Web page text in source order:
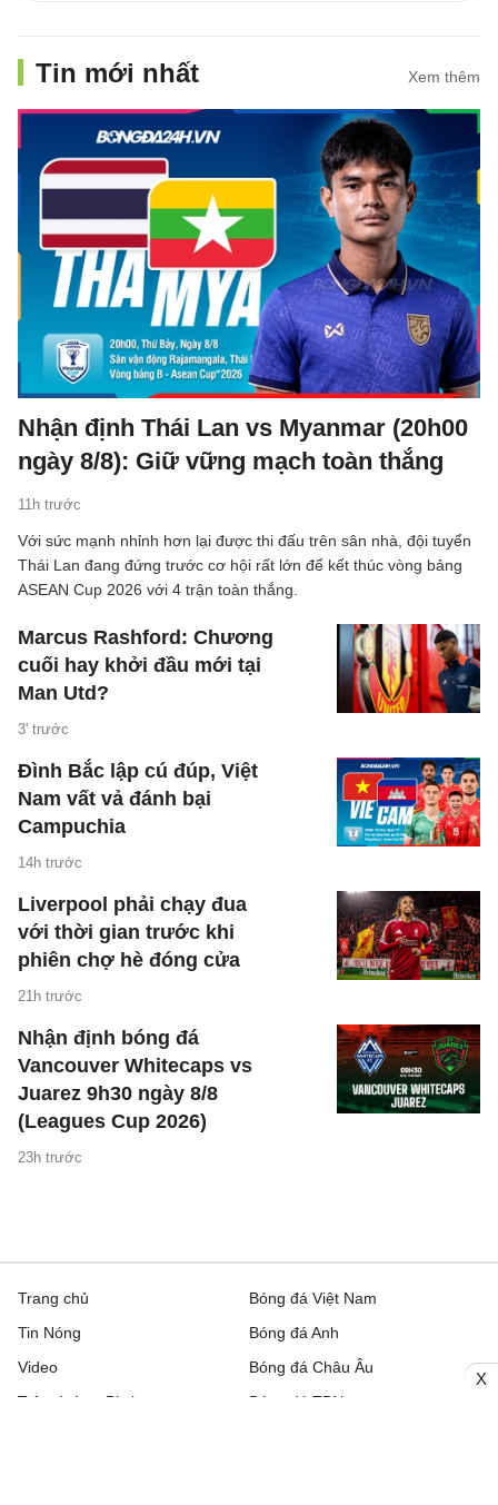
Tin mới nhất Xem thêm
Nhận định Thái Lan vs Myanmar (20h00
ngày 8/8): Giữ vững mạch toàn thắng
11h trước
Với sức mạnh nhỉnh hơn lại được thi đấu trên sân nhà, đội tuyển
Thái Lan đang đứng trước cơ hội rất lớn để kết thúc vòng bảng
ASEAN Cup 2026 với 4 trận toàn thắng.
Marcus Rashford: Chương
cuối hay khởi đầu mới tại
Man Utd?
3' trước
Đình Bắc lập cú đúp, Việt
Nam vất vả đánh bại
Campuchia
14h trước
Liverpool phải chạy đua
với thời gian trước khi
phiên chợ hè đóng cửa
21h trước
Nhận định bóng đá
Vancouver Whitecaps vs
Juarez 9h30 ngày 8/8
(Leagues Cup 2026)
23h trước
Trang chủ
Tin Nóng
Video
Trên đường Pitch
Bóng đá Việt Nam
Bóng đá Anh
Bóng đá Châu Âu
Bóng đá TBN
X